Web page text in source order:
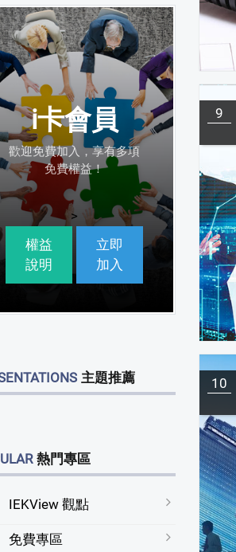
i卡會員
歡迎免費加入，享有多項
免費權益！
>
權益
說明
立即
加入
主題推薦
熱門專區
IEKView 觀點
免費專區
9
10